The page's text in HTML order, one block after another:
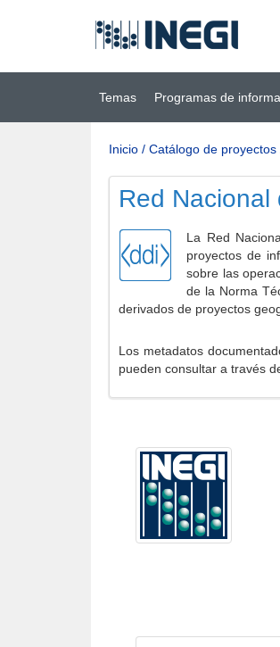
principal
(INEGI)
Temas Programas de
Inicio / Catálogo de proyectos
Red Nacional
La Red
proyectos de
sobre las
de la Norma
derivados de proyectos
Los metadatos
pueden consultar a través